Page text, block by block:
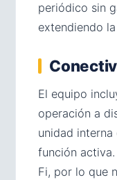
periódico sin
extendiendo
El equipo
operación a
unidad
función
Fi, por lo que